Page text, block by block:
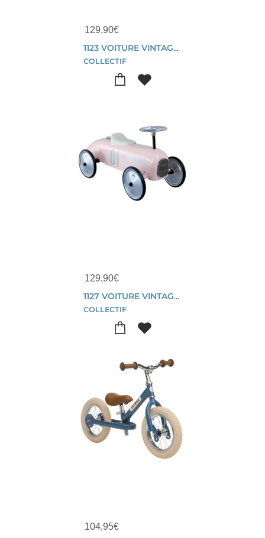
129,90€
1123 VOITURE VINTAGE METAL PORTEUR BLEU PETROLE
COLLECTIF
129,90€
1127 VOITURE VINTAGE METAL ROSE TENDRE
COLLECTIF
104,95€